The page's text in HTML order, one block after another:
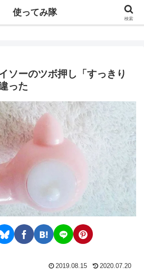
使ってみ隊
ソーのツボ押し「すっきり
った
2019.08.15 2020.07.20
使ってみ隊
検索